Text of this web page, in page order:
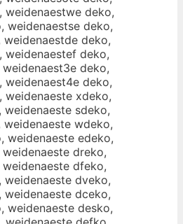
weidenaestwe deko,
weidenaestse deko,
deko,
weidenaestef deko,
deko,
weidenaest4e deko,
weidenaeste xdeko,
sdeko,
wdeko,
weidenaeste edeko,
dreko,
dfeko,
dveko,
dceko,
weidenaeste desko,